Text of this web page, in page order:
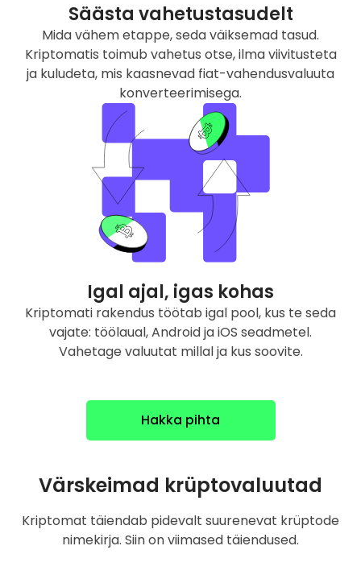
Säästa vahetustasudelt
Mida vähem etappe, seda väiksemad tasud.
Kriptomatis toimub vahetus otse, ilma viivitusteta
ja kuludeta, mis kaasnevad fiat-vahendusvaluuta
konverteerimisega.
Igal ajal, igas kohas
Kriptomati rakendus töötab igal pool, kus te seda
vajate: töölaual, Android ja iOS seadmetel.
Vahetage valuutat millal ja kus soovite.
Hakka pihta
Värskeimad krüptovaluutad
Kriptomat täiendab pidevalt suurenevat krüptode
nimekirja. Siin on viimased täiendused.